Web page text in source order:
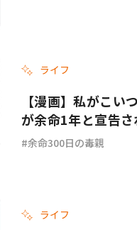
ライフ
【漫画】私がこ
が余命1年と宣告
余命300日の毒親
ライフ